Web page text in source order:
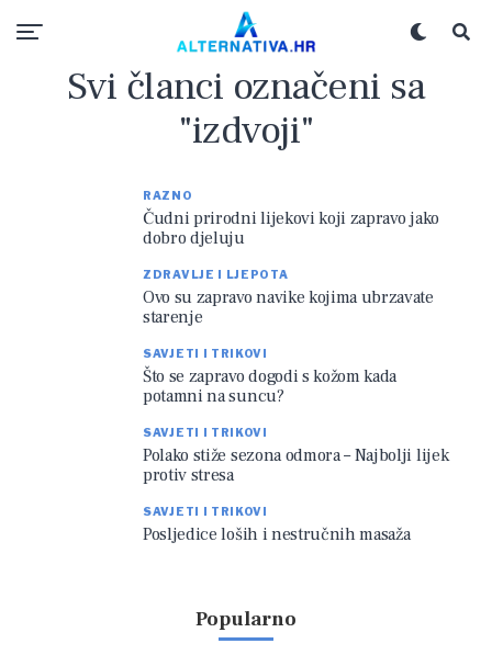
Svi članci označeni sa
"izdvoji"
RAZNO
Čudni prirodni lijekovi koji zapravo jako
dobro djeluju
ZDRAVLJE I LJEPOTA
Ovo su zapravo navike kojima ubrzavate
starenje
SAVJETI I TRIKOVI
Što se zapravo dogodi s kožom kada
potamni na suncu?
SAVJETI I TRIKOVI
Polako stiže sezona odmora – Najbolji lijek
protiv stresa
SAVJETI I TRIKOVI
Posljedice loših i nestručnih masaža
Popularno